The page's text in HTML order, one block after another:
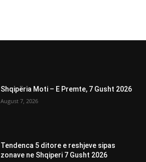
Shqipëria Moti – E Premte, 7 Gusht 2026
August 7, 2026
Tendenca 5 ditore e reshjeve sipas
zonave ne Shqiperi 7 Gusht 2026